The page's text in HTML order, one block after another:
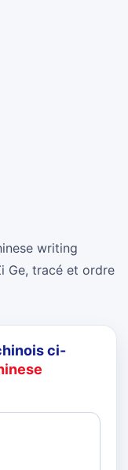
writing
Ge, tracé et ordre
ci-